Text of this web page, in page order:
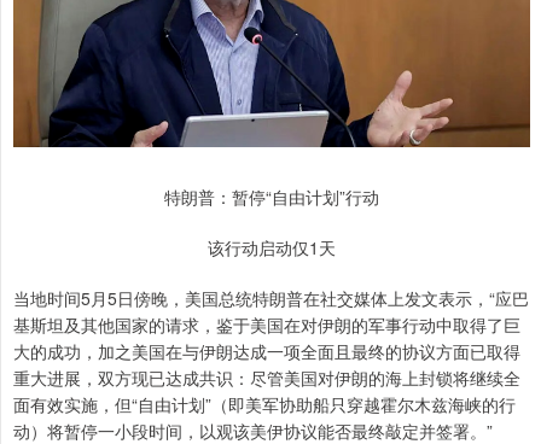
特朗普：暂停“自由计划”行动
该行动启动仅1天
当地时间5月5日傍晚，美国总统特朗普在社交媒体上发文表示，“应巴
基斯坦及其他国家的请求，鉴于美国在对伊朗的军事行动中取得了巨
大的成功，加之美国在与伊朗达成一项全面且最终的协议方面已取得
重大进展，双方现已达成共识：尽管美国对伊朗的海上封锁将继续全
面有效实施，但“自由计划”（即美军协助船只穿越霍尔木兹海峡的行
动）将暂停一小段时间，以观该美伊协议能否最终敲定并签署。”